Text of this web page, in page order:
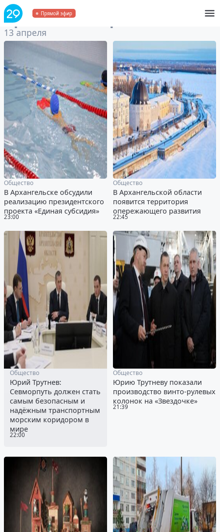
Прямой эфир
Архивза 13 апреля 2023
13 апреля
23:00
Общество
В Архангельске обсудили
реализацию президентского
проекта «Единая субсидия»
22:45
Общество
В Архангельской области
появится территория
опережающего развития
22:00
Общество
Юрий Трутнев:
Севморпуть должен стать
самым безопасным и
надёжным транспортным
морским коридором в
мире
21:39
Общество
Юрию Трутневу показали
производство винто-рулевых
колонок на «Звездочке»